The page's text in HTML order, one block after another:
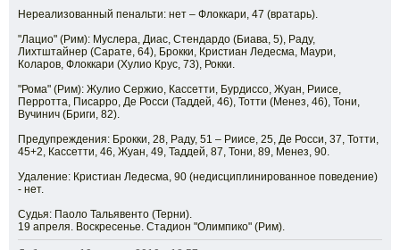
Нереализованный пенальти: нет – Флоккари, 47 (вратарь).
"Лацио" (Рим): Муслера, Диас, Стендардо (Биава, 5), Раду,
Лихтштайнер (Сарате, 64), Брокки, Кристиан Ледесма, Маури,
Коларов, Флоккари (Хулио Крус, 73), Рокки.
"Рома" (Рим): Жулио Сержио, Кассетти, Бурдиссо, Жуан, Риисе,
Перротта, Писарро, Де Росси (Таддей, 46), Тотти (Менез, 46), Тони,
Вучинич (Бриги, 82).
Предупреждения: Брокки, 28, Раду, 51 – Риисе, 25, Де Росси, 37, Тотти,
45+2, Кассетти, 46, Жуан, 49, Таддей, 87, Тони, 89, Менез, 90.
Удаление: Кристиан Ледесма, 90 (недисциплинированное поведение)
- нет.
Судья: Паоло Тальявенто (Терни).
19 апреля. Воскресенье. Стадион "Олимпико" (Рим).